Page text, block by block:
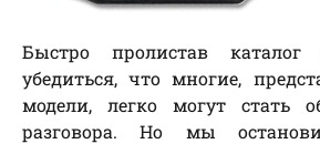
Быстро пролистав каталог
убедиться, что многие,
модели, легко могут стать
разговора. Но мы